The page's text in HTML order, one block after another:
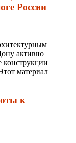
России
активно
конструкции
материал
к